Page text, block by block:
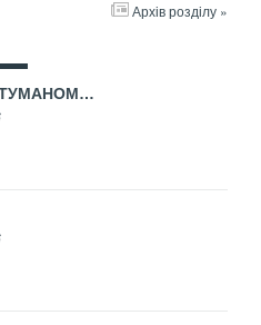
Архів розділу »
ТУМАНОМ…